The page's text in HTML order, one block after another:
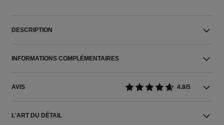
DESCRIPTION
INFORMATIONS COMPLÉMENTAIRES
AVIS 4.8/5
L'ART DU DÉTAIL